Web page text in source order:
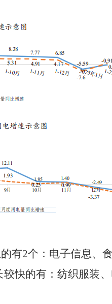
有2个：电子信息、
快的有：纺织服装